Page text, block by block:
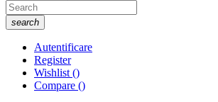
search
Autentificare
Register
Wishlist ()
Compare ()